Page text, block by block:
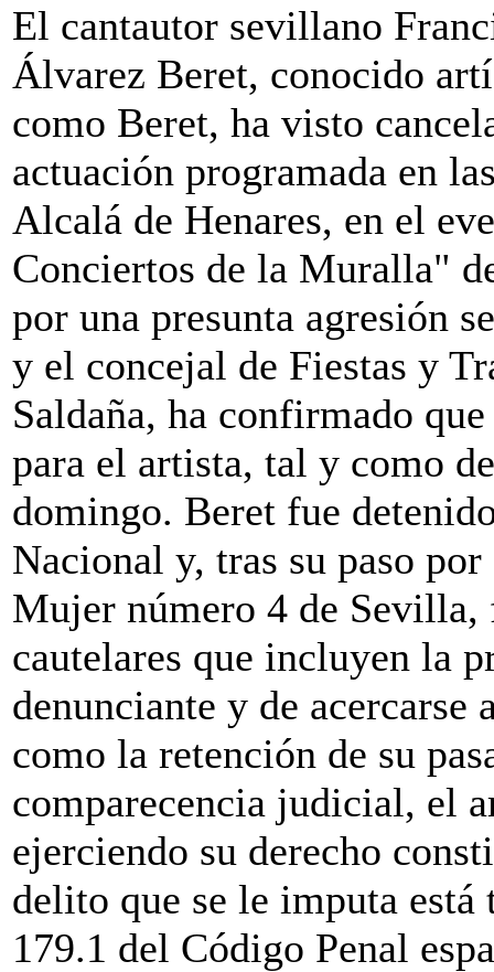
El cantautor sevillano
Álvarez Beret, conocido
como Beret, ha visto
actuación programada en
Alcalá de Henares, en el
Conciertos de la Muralla"
por una presunta agresión
y el concejal de Fiestas y
Saldaña, ha confirmado
para el artista, tal y como
domingo. Beret fue
Nacional y, tras su paso
Mujer número 4 de Sevilla,
cautelares que incluyen la
denunciante y de acercarse
como la retención de su
comparecencia judicial, el
ejerciendo su derecho
delito que se le imputa
179.1 del Código Penal